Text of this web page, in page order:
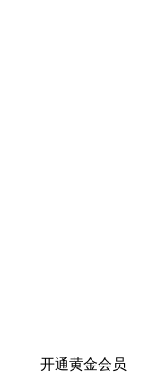
开通黄金会员